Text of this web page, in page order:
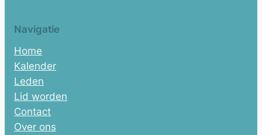
Navigatie
Home
Kalender
Leden
Lid worden
Contact
Over ons